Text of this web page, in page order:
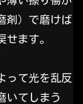
剤）で磨けば
ます。
って光を乱反
いてしまう